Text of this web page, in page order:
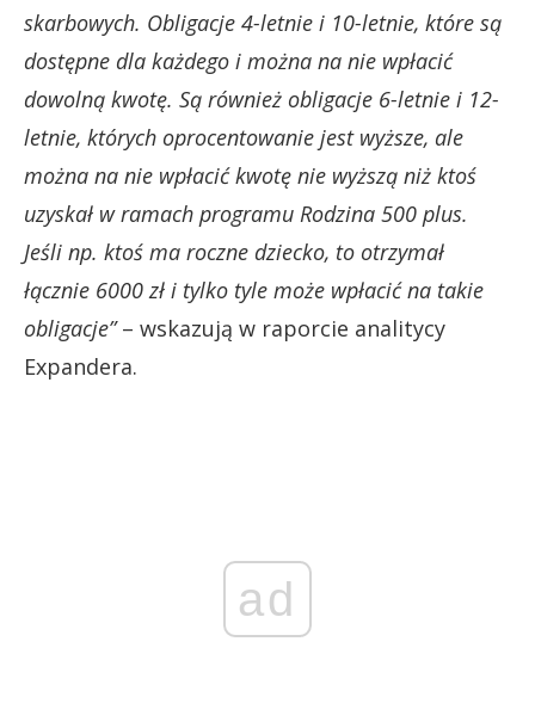
skarbowych. Obligacje 4-letnie i 10-letnie, które są
dostępne dla każdego i można na nie wpłacić
dowolną kwotę. Są również obligacje 6-letnie i 12-
letnie, których oprocentowanie jest wyższe, ale
można na nie wpłacić kwotę nie wyższą niż ktoś
uzyskał w ramach programu Rodzina 500 plus.
Jeśli np. ktoś ma roczne dziecko, to otrzymał
łącznie 6000 zł i tylko tyle może wpłacić na takie
obligacje”– wskazują w raporcie analitycy
Expandera.
ad